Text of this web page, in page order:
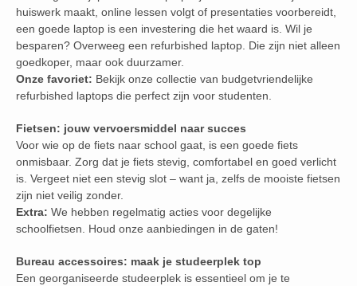
huiswerk maakt, online lessen volgt of presentaties voorbereidt,
een goede laptop is een investering die het waard is. Wil je
besparen? Overweeg een refurbished laptop. Die zijn niet alleen
goedkoper, maar ook duurzamer.
Onze favoriet: Bekijk onze collectie van budgetvriendelijke
refurbished laptops die perfect zijn voor studenten.
Fietsen: jouw vervoersmiddel naar succes
Voor wie op de fiets naar school gaat, is een goede fiets
onmisbaar. Zorg dat je fiets stevig, comfortabel en goed verlicht
is. Vergeet niet een stevig slot – want ja, zelfs de mooiste fietsen
zijn niet veilig zonder.
Extra: We hebben regelmatig acties voor degelijke
schoolfietsen. Houd onze aanbiedingen in de gaten!
Bureau accessoires: maak je studeerplek top
Een georganiseerde studeerplek is essentieel om je te